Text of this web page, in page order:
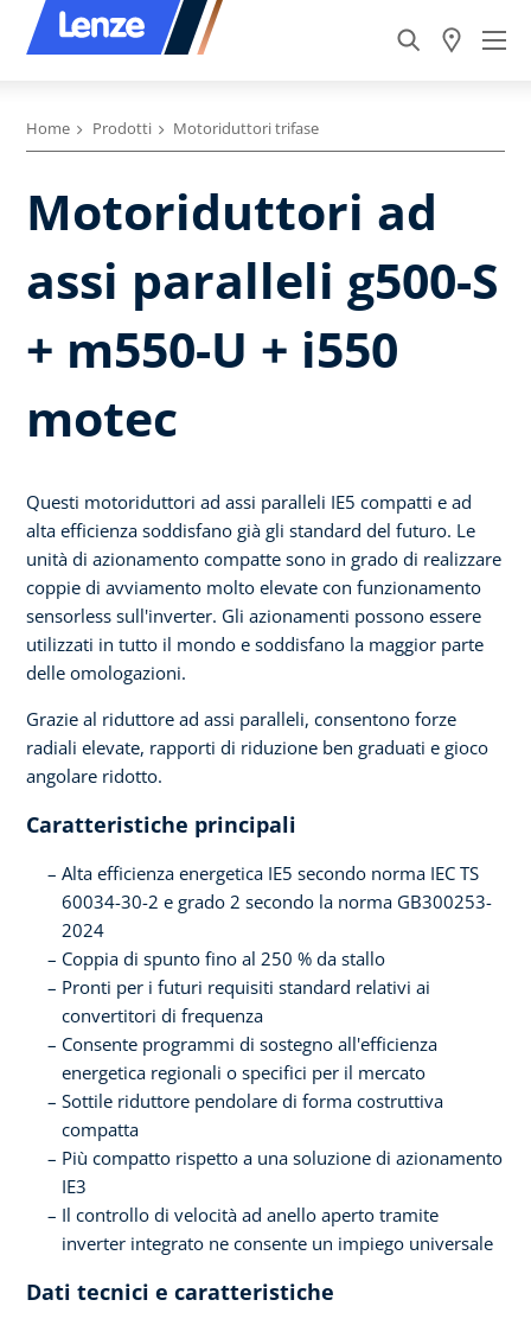
Home Prodotti Motoriduttori trifase
Motoriduttori ad
assi paralleli g500-S
+ m550-U + i550
motec
Questi motoriduttori ad assi paralleli IE5 compatti e ad
alta efficienza soddisfano già gli standard del futuro. Le
unità di azionamento compatte sono in grado di realizzare
coppie di avviamento molto elevate con funzionamento
sensorless sull'inverter. Gli azionamenti possono essere
utilizzati in tutto il mondo e soddisfano la maggior parte
delle omologazioni.
Grazie al riduttore ad assi paralleli, consentono forze
radiali elevate, rapporti di riduzione ben graduati e gioco
angolare ridotto.
Caratteristiche principali
Alta efficienza energetica IE5 secondo norma IEC TS
60034-30-2 e grado 2 secondo la norma GB300253-
2024
Coppia di spunto fino al 250 % da stallo
Pronti per i futuri requisiti standard relativi ai
convertitori di frequenza
Consente programmi di sostegno all'efficienza
energetica regionali o specifici per il mercato
Sottile riduttore pendolare di forma costruttiva
compatta
Più compatto rispetto a una soluzione di azionamento
IE3
Il controllo di velocità ad anello aperto tramite
inverter integrato ne consente un impiego universale
Dati tecnici e caratteristiche